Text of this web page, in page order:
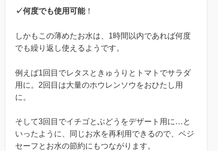
✓何度でも使用可能！
しかもこの薄めたお水は、1時間以内であれば何度
でも繰り返し使えるようです。
例えば1回目でレタスときゅうりとトマトでサラダ
用に。2回目は大量のホウレンソウをおひたし用
に。
そして3回目でイチゴとぶどうをデザート用に…と
いったように、同じお水を再利用できるので、ベジ
セーフとお水の節約にもつながります。